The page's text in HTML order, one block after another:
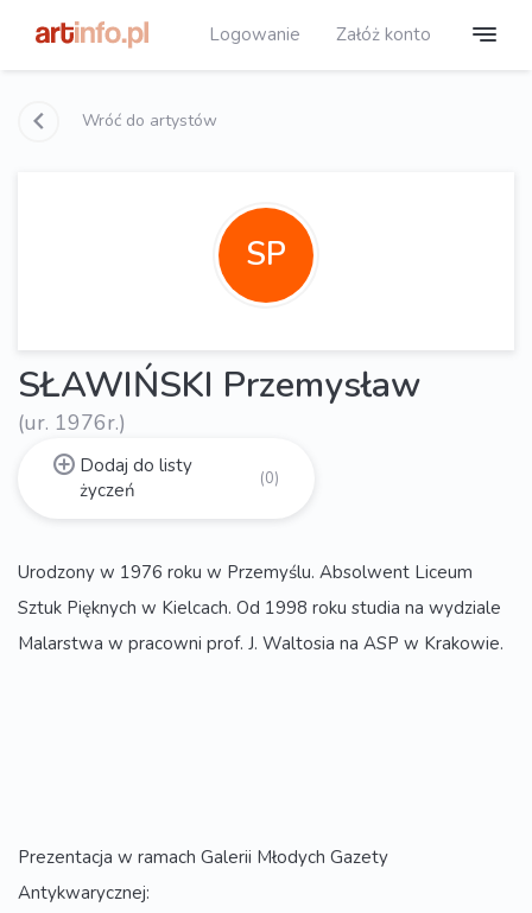
Logowanie Załóż konto
Wróć do artystów
SP
SŁAWIŃSKI Przemysław
(ur. 1976r.)
Dodaj do listy
życzeń
(0)
Urodzony w 1976 roku w Przemyślu. Absolwent Liceum
Sztuk Pięknych w Kielcach. Od 1998 roku studia na wydziale
Malarstwa w pracowni prof. J. Waltosia na ASP w Krakowie.
Prezentacja w ramach Galerii Młodych Gazety
Antykwarycznej: